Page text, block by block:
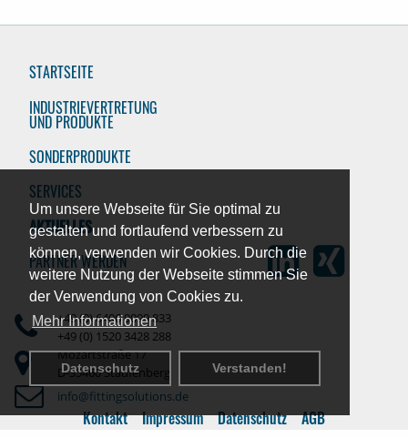
Um unsere Webseite für Sie optimal zu
gestalten und fortlaufend verbessern zu
können, verwenden wir Cookies. Durch die
weitere Nutzung der Webseite stimmen Sie
der Verwendung von Cookies zu.
Mehr Informationen
Datenschutz Verstanden!
STARTSEITE
INDUSTRIEVERTRETUNG
UND PRODUKTE
SONDERPRODUKTE
SERVICES
AKTUELLES
PARTNER WERDEN
+49 (0) 6406 9099 833
+49 (0) 1520 3428 288
Mozartstraße 17
D-35460 Staufenberg
info@fittingsolutions.de
Kontakt Impressum Datenschutz AGB